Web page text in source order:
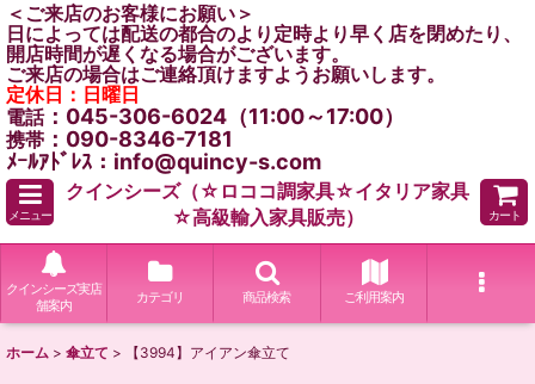
＜ご来店のお客様にお願い＞
日によっては配送の都合のより定時より早く店を閉めたり、
開店時間が遅くなる場合がございます。
ご来店の場合はご連絡頂けますようお願いします。
定休日：日曜日
電話：045-306-6024（11:00～17:00）
携帯 ：090-8346-7181
ﾒｰﾙｱﾄﾞﾚｽ：info@quincy-s.com
メニュー
クインシーズ（☆ロココ調家具☆イタリア家具
☆高級輸入家具販売）
カート
クインシーズ実店
舗案内
カテゴリ 商品検索 ご利用案内
ホーム > 傘立て > 【3994】アイアン傘立て